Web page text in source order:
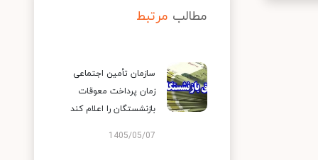
مطالب مرتبط
سازمان تأمین اجتماعی
زمان پرداخت معوقات
بازنشستگان را اعلام کند
1405/05/07